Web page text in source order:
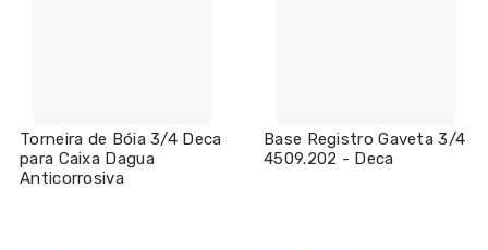
Torneira de Bóia 3/4 Deca
para Caixa Dagua
Anticorrosiva
Base Registro Gaveta 3/4
4509.202 - Deca